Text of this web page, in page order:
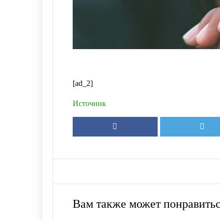
[ad_2]
Источник
Вам также может